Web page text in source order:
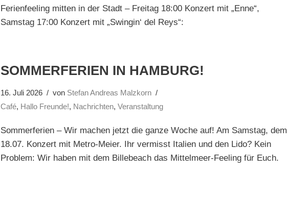
Ferienfeeling mitten in der Stadt – Freitag 18:00 Konzert mit „Enne“,
Samstag 17:00 Konzert mit „Swingin‘ del Reys“:
SOMMERFERIEN IN HAMBURG!
16. Juli 2026 von Stefan Andreas Malzkorn
Café, Hallo Freunde!, Nachrichten,Veranstaltung
Sommerferien – Wir machen jetzt die ganze Woche auf! Am Samstag, dem
18.07. Konzert mit Metro-Meier. Ihr vermisst Italien und den Lido? Kein
Problem: Wir haben mit dem Billebeach das Mittelmeer-Feeling für Euch.